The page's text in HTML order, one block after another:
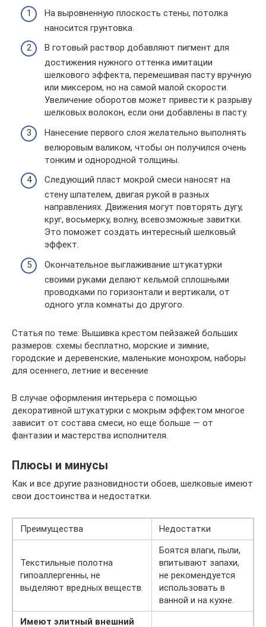
На выровненную плоскость стены, потолка
наносится грунтовка.
В готовый раствор добавляют пигмент для
достижения нужного оттенка имитации
шелкового эффекта, перемешивая пасту вручную
или миксером, но на самой малой скорости.
Увеличение оборотов может привести к разрыву
шелковых волокон, если они добавлены в пасту.
Нанесение первого слоя желательно выполнять
велюровым валиком, чтобы он получился очень
тонким и однородной толщины.
Следующий пласт мокрой смеси наносят на
стену шпателем, двигая рукой в разных
направлениях. Движения могут повторять дугу,
круг, восьмерку, волну, всевозможные завитки.
Это поможет создать интересный шелковый
эффект.
Окончательное выглаживание штукатурки
своими руками делают кельмой сплошными
проводками по горизонтали и вертикали, от
одного угла комнаты до другого.
Статья по теме: Вышивка крестом пейзажей больших
размеров: схемы бесплатно, морские и зимние,
городские и деревенские, маленькие монохром, наборы
для осеннего, летние и весенние
В случае оформления интерьера с помощью
декоративной штукатурки с мокрым эффектом многое
зависит от состава смеси, но еще больше — от
фантазии и мастерства исполнителя.
Плюсы и минусы
Как и все другие разновидности обоев, шелковые имеют
свои достоинства и недостатки.
Преимущества Недостатки
Текстильные полотна
гипоаллергенны, не
выделяют вредных веществ.
Боятся влаги, пыли,
впитывают запахи,
не рекомендуется
использовать в
ванной и на кухне.
Имеют элитный внешний